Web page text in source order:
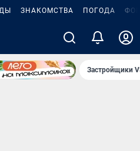
ЗНАКОМСТВА ПОГОДА
Застройщики